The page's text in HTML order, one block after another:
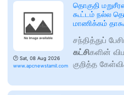
🕑 Sat, 08 Aug 2026
www.apcnewstamil.com
தொகுதி
கூட்டம் நல்ல
மாணிக்கம்
சந்தித்துப்
கட்சிகளின்
குறித்த